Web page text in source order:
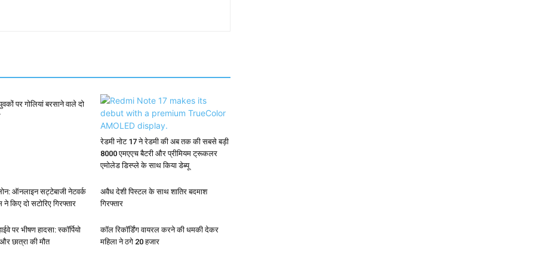
पर गोलियां बरसाने वाले दो
रेडमी नोट 17 ने रेडमी की अब तक की सबसे बड़ी
8000 एमएएच बैटरी और प्रीमियम ट्रूकलर
एमोलेड डिस्प्ले के साथ किया डेब्यू
ऑनलाइन सट्टेबाजी नेटवर्क
किए दो सटोरिए गिरफ्तार
अवैध देशी पिस्टल के साथ शातिर बदमाश
गिरफ्तार
पर भीषण हादसा: स्कॉर्पियो
छात्रा की मौत
कॉल रिकॉर्डिंग वायरल करने की धमकी देकर
महिला ने ठगे 20 हजार